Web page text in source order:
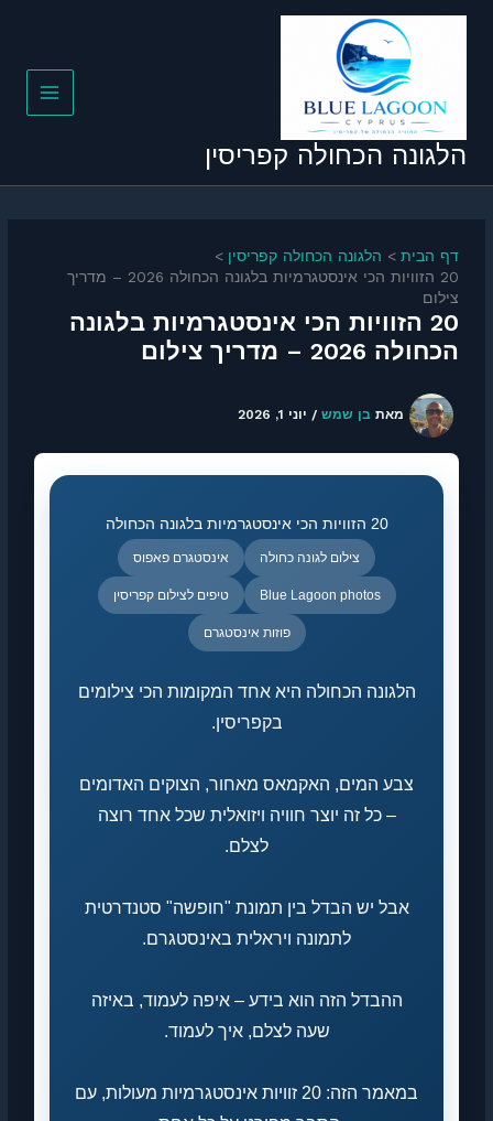
הכחולה קפריסין
הבית
הלגונה הכחולה קפריסין
20 הזוויות הכי אינסטגרמיות בלגונה הכחולה 2026 – מדריך
20 הזוויות הכי אינסטגרמיות בלגונה
2026 – מדריך צילום
מאתבן שמש/ יוני 1, 2026
צילום לגונה כחולה אינסטגרם פאפוס
Blue Lagoon photos טיפים לצילום קפריסין
פוזות אינסטגרם
הלגונה הכחולה היא אחד המקומות הכי צילומים
בקפריסין.
צבע המים, האקמאס מאחור, הצוקים האדומים
– כל זה יוצר חוויה ויזואלית שכל אחד רוצה
אבל יש הבדל בין תמונת "חופשה" סטנדרטית
לתמונה ויראלית באינסטגרם.
ההבדל הזה הוא בידע – איפה לעמוד, באיזה
שעה לצלם, איך לעמוד.
במאמר הזה: 20 זוויות אינסטגרמיות מעולות, עם